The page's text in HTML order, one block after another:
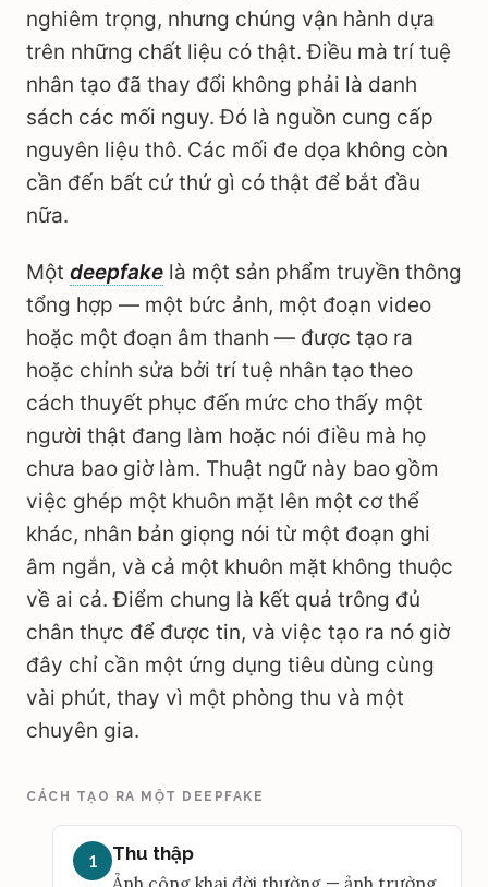
nghiêm trọng, nhưng chúng vận hành dựa
trên những chất liệu có thật. Điều mà trí tuệ
nhân tạo đã thay đổi không phải là danh
sách các mối nguy. Đó là nguồn cung cấp
nguyên liệu thô. Các mối đe dọa không còn
cần đến bất cứ thứ gì có thật để bắt đầu
nữa.
Một deepfake là một sản phẩm truyền thông
tổng hợp — một bức ảnh, một đoạn video
hoặc một đoạn âm thanh — được tạo ra
hoặc chỉnh sửa bởi trí tuệ nhân tạo theo
cách thuyết phục đến mức cho thấy một
người thật đang làm hoặc nói điều mà họ
chưa bao giờ làm. Thuật ngữ này bao gồm
việc ghép một khuôn mặt lên một cơ thể
khác, nhân bản giọng nói từ một đoạn ghi
âm ngắn, và cả một khuôn mặt không thuộc
về ai cả. Điểm chung là kết quả trông đủ
chân thực để được tin, và việc tạo ra nó giờ
đây chỉ cần một ứng dụng tiêu dùng cùng
vài phút, thay vì một phòng thu và một
chuyên gia.
CÁCH TẠO RA MỘT DEEPFAKE
1
Thu thập
Ảnh công khai đời thường — ảnh trường,